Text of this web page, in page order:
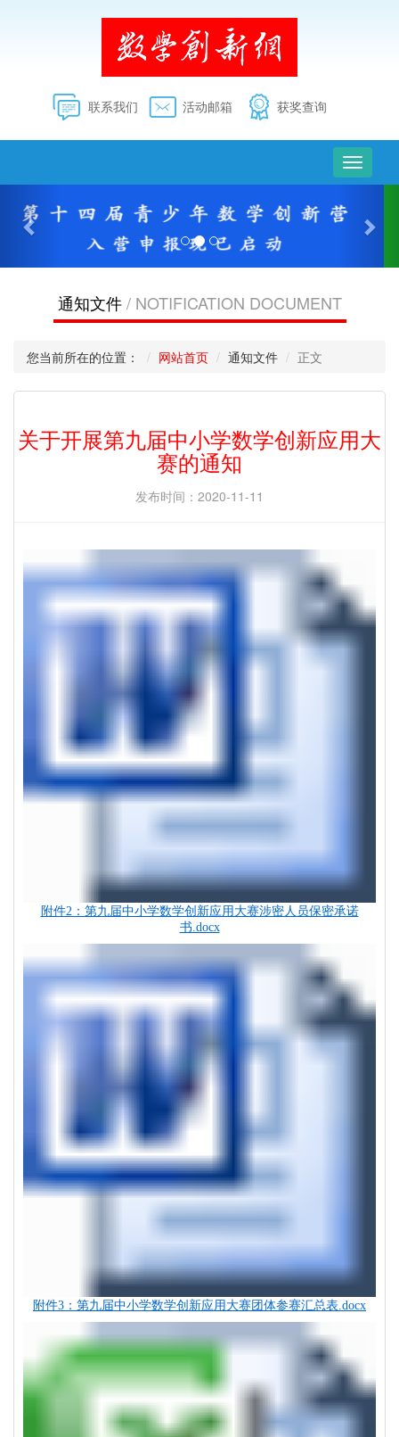
联系我们 活动邮箱 获奖查询
切
换
一
一
通知文件/ NOTIFICATION DOCUMENT
您当前所在的位置： 网站首页 通知文件 正文
关于开展第九届中小学数学创新应用大
赛的通知
发布时间：2020-11-11
附件2：第九届中小学数学创新应用大赛涉密人员保密承诺
书.docx
附件3：第九届中小学数学创新应用大赛团体参赛汇总表.docx